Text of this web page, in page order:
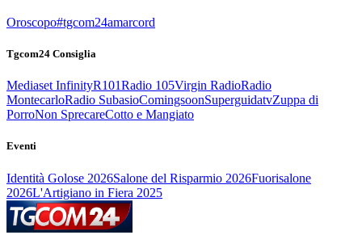
Oroscopo#tgcom24amarcord
Tgcom24 Consiglia
Mediaset InfinityR101Radio 105Virgin RadioRadio
MontecarloRadio SubasioComingsoonSuperguidatvZuppa di
PorroNon SprecareCotto e Mangiato
Eventi
Identità Golose 2026Salone del Risparmio 2026Fuorisalone
2026L'Artigiano in Fiera 2025